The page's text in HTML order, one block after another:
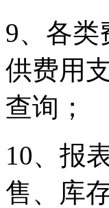
9、各类
供费用
查询；
10、报
售、库